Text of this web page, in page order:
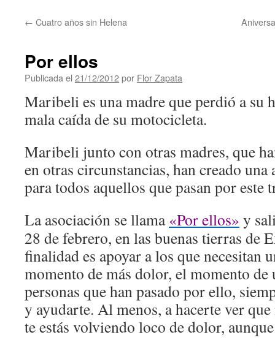
← Cuatro años sin Helena
Por ellos
Publicada el 21/12/2012por Flor Zapata
Maribeli es una madre que perdió a su
mala caída de su motocicleta.
Maribeli junto con otras madres, que
en otras circunstancias, han creado una
para todos aquellos que pasan por este
La asociación se llama«Por ellos» y
28 de febrero, en las buenas tierras de
finalidad es apoyar a los que necesitan
momento de más dolor, el momento
personas que han pasado por ello,
y ayudarte. Al menos, a hacerte ver
te estás volviendo loco de dolor,